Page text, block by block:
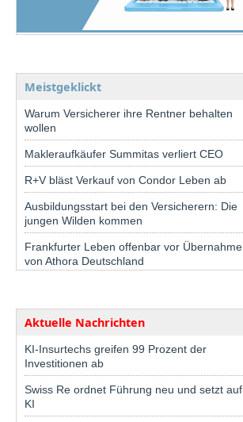
Meistgeklickt
Warum Versicherer ihre Rentner behalten
wollen
Makleraufkäufer Summitas verliert CEO
R+V bläst Verkauf von Condor Leben ab
Ausbildungsstart bei den Versicherern: Die
jungen Wilden kommen
Frankfurter Leben offenbar vor Übernahme
von Athora Deutschland
Aktuelle Nachrichten
KI-Insurtechs greifen 99 Prozent der
Investitionen ab
Swiss Re ordnet Führung neu und setzt auf
KI